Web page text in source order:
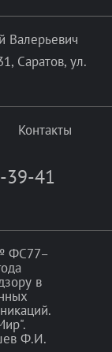
Валерьевич
Саратов, ул.
Контакты
39-41
ФС77–
в
Ф.И.